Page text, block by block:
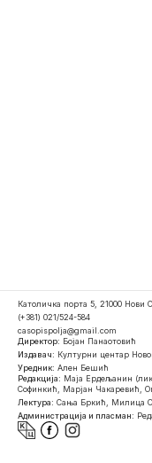
Католичка порта 5, 21000 Нови
(+381) 021/524-584
casopispolja@gmail.com
Директор: Бојан Панаотовић
Издавач: Културни центар
Уредник: Ален Бешић
Редакција: Маја Ердељанин
Софинкић, Марјан Чакаревић,
Лектура: Сања Бркић, Милица
Администрација и пласман: